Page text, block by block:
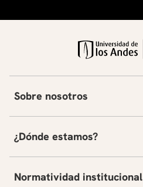
Sobre nosotros
¿Dónde estamos?
Normatividad institucional